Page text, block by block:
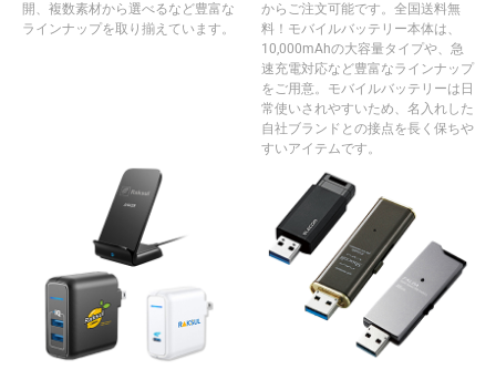
開、複数素材から選べるなど豊富な
ラインナップを取り揃えています。
からご注文可能です。全国送料無
料！モバイルバッテリー本体は、
10,000mAhの大容量タイプや、急
速充電対応など豊富なラインナップ
をご用意。モバイルバッテリーは日
常使いされやすいため、名入れした
自社ブランドとの接点を長く保ちや
すいアイテムです。